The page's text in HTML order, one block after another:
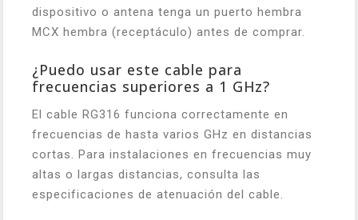
dispositivo o antena tenga un puerto hembra
MCX hembra (receptáculo) antes de comprar.
¿Puedo usar este cable para
frecuencias superiores a 1 GHz?
El cable RG316 funciona correctamente en
frecuencias de hasta varios GHz en distancias
cortas. Para instalaciones en frecuencias muy
altas o largas distancias, consulta las
especificaciones de atenuación del cable.